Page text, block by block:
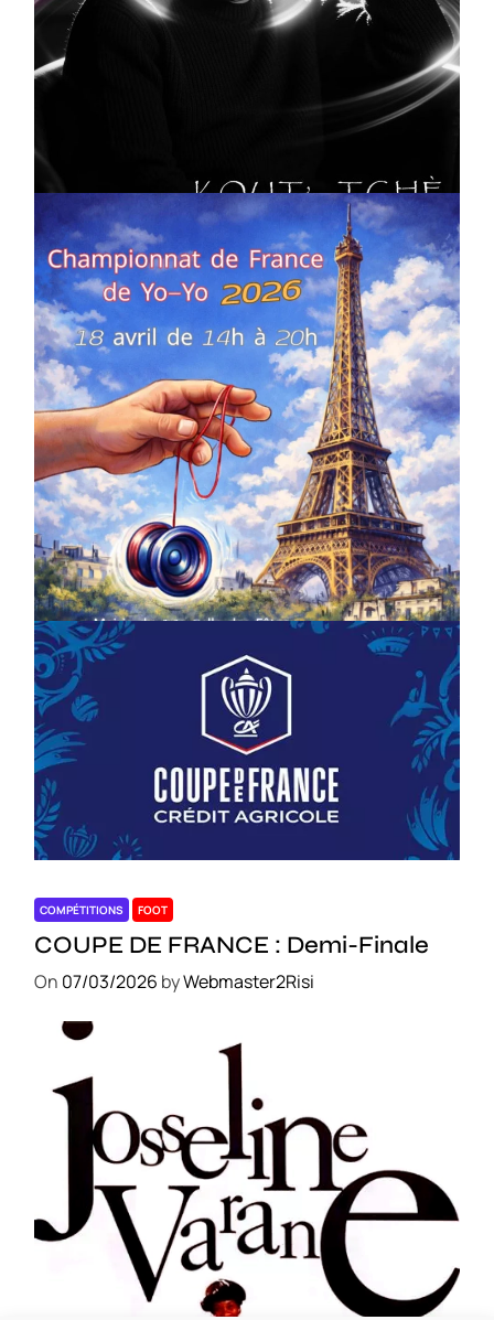
CULTURE
Artiste W2R : Jean Luc ALGER
On
COMPÉTITIONS CULTURE EN FAMILLE JEUNESSE & SPORTS
Championnat de France de la FYYA
le 18 avril – Paris 14e
On18/03/2026byWebmaster2Risi
COMPÉTITIONS FOOT
COUPE DE FRANCE : Demi-Finale
On 07/03/2026 byWebmaster2Risi